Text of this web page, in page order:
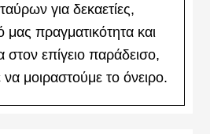
για δεκαετίες,
μας πραγματικότητα και
στον επίγειο παράδεισο,
να μοιραστούμε το όνειρο.